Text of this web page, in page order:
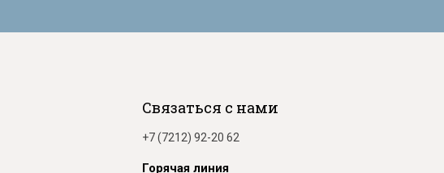
Связаться с нами
+7 (7212) 92-20 62
Горячая линия